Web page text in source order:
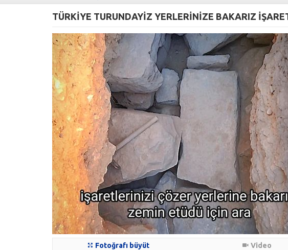
TÜRKİYE TURUNDAYİZ YERLERİNİZE BAKARIZ
Fotoğrafı büyüt Video